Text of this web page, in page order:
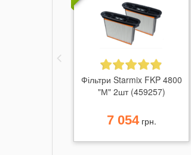
Фільтри Starmix FKP 4800
"М" 2шт (459257)
7 054грн.